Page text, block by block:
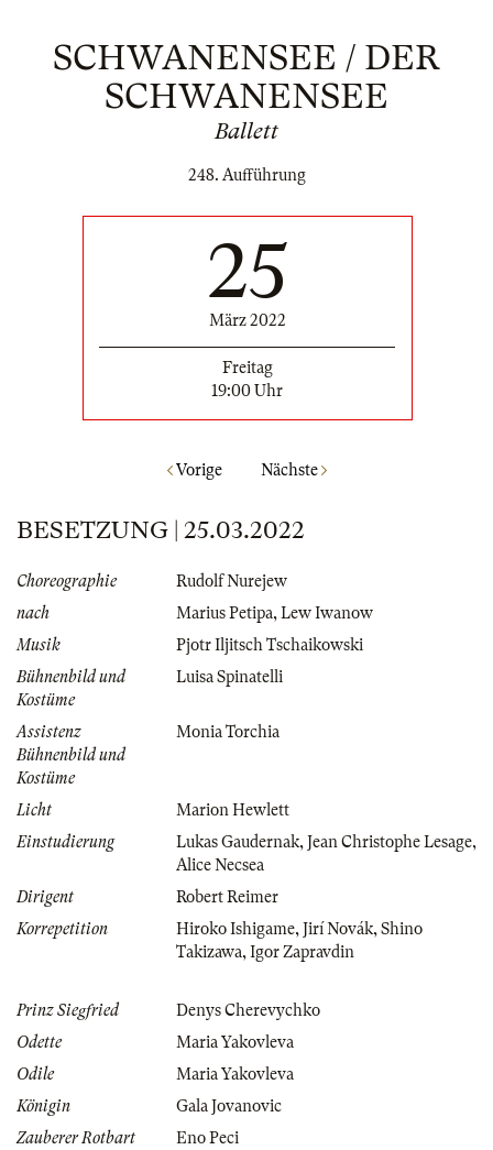
SCHWANENSEE / DER
SCHWANENSEE
Ballett
248. Aufführung
25
März 2022
Freitag
19:00 Uhr
Vorige Nächste
BESETZUNG | 25.03.2022
Choreographie
Rudolf Nurejew
nach
Marius Petipa, Lew Iwanow
Musik
Pjotr Iljitsch Tschaikowski
Bühnenbild und
Kostüme
Luisa Spinatelli
Assistenz
Bühnenbild und
Kostüme
Monia Torchia
Licht
Marion Hewlett
Einstudierung
Lukas Gaudernak, Jean Christophe Lesage,
Alice Necsea
Dirigent
Robert Reimer
Korrepetition
Hiroko Ishigame, Jirí Novák, Shino
Takizawa, Igor Zapravdin
Prinz Siegfried
Denys Cherevychko
Odette
Maria Yakovleva
Odile
Maria Yakovleva
Königin
Gala Jovanovic
Zauberer Rotbart
Eno Peci